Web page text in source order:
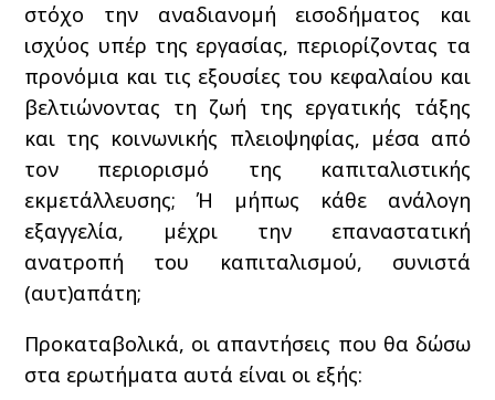
στόχο την αναδιανομή εισοδήματος και
ισχύος υπέρ της εργασίας, περιορίζοντας τα
προνόμια και τις εξουσίες του κεφαλαίου και
βελτιώνοντας τη ζωή της εργατικής τάξης
και της κοινωνικής πλειοψηφίας, μέσα από
τον περιορισμό της καπιταλιστικής
εκμετάλλευσης; Ή μήπως κάθε ανάλογη
εξαγγελία, μέχρι την επαναστατική
ανατροπή του καπιταλισμού, συνιστά
(αυτ)απάτη;
Προκαταβολικά, οι απαντήσεις που θα δώσω
στα ερωτήματα αυτά είναι οι εξής: